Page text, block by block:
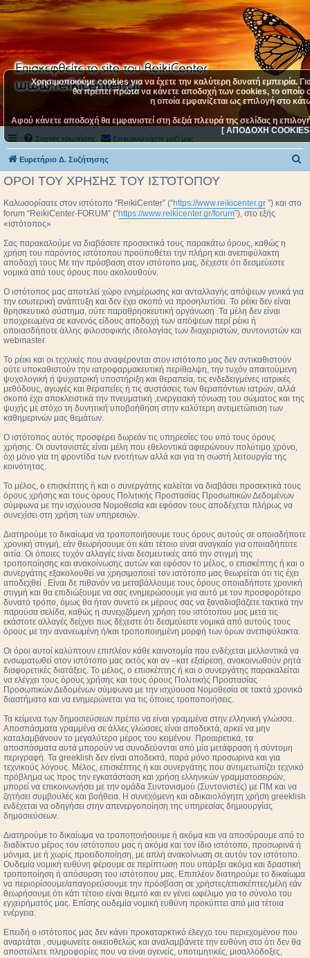
Συχνές ερωτήσεις Επικοινωνήστε μαζί μας
Ευρετήριο Δ. Συζήτησης
η
ΟΡΟΙ ΤΟΥ ΧΡΗΣΗΣ ΤΟΥ ΙΣΤΌΤΟΠΟΥ
Καλωσορίσατε στον ιστότοπο “ReikiCenter” (“https://www.reikicenter.gr ”) και στο
forum “ReikiCenter-FORUM” (“https://www.reikicenter.gr/forum”), στο εξής
«ιστότοπος»
Σας παρακαλούμε να διαβάσετε προσεκτικά τους παρακάτω όρους, καθώς η
χρήση του παρόντος ιστότοπου προϋποθέτει την πλήρη και ανεπιφύλακτη
αποδοχή τους Με την πρόσβαση στον ιστότοπο μας, δέχεστε ότι δεσμεύεστε
νομικά από τους όρους που ακολουθούν.
Ο ιστότοπος μας αποτελεί χώρο ενημέρωσης και ανταλλαγής απόψεων γενικά για
την εσωτερική ανάπτυξη και δεν έχει σκοπό να προσηλυτίσει. To ρέικι δεν είναι
θρησκευτικό σύστημα, ούτε παραθρησκευτική οργάνωση .Τα μέλη δεν είναι
υποχρεωμένα σε κανενός είδους αποδοχή των απόψεων περί ρέικι ή
οποιασδήποτε άλλης φιλοσοφικής ιδεολογίας των διαχειριστών, συντονιστών και
webmaster.
Το ρέικι και οι τεχνικές που αναφέρονται στον ιστότοπο μας δεν αντικαθιστούν
ούτε υποκαθιστούν την ιατροφαρμακευτική περίθαλψη, την τυχόν απαιτούμενη
ψυχολογική ή ψυχιατρική υποστήριξη και θεραπεία, τις ενδεδειγμένες ιατρικές
μεθόδους, αγωγές και θεραπείες ή τις συστάσεις των θεραπόντων ιατρών, αλλά
σκοπό έχει αποκλειστικά την πνευματική ,ενεργειακή τόνωση του σώματος και της
ψυχής με στόχο τη δυνητική υποβοήθηση στην καλύτερη αντιμετώπιση των
καθημερινών μας θεμάτων.
Ο ιστότοπος αυτός προσφέρει δωρεάν τις υπηρεσίες του υπό τους όρους
χρήσης. Οι συντονιστές είναι μέλη που εθελοντικά αφιερώνουν πολύτιμο χρόνο,
όχι μόνο για τη φροντίδα των ενοτήτων αλλά και για τη σωστή λειτουργία της
κοινότητας.
Το μέλος, ο επισκέπτης ή και ο συνεργάτης καλείται να διαβάσει προσεκτικά τους
όρους χρήσης και τους όρους Πολιτικής Προστασίας Προσωπικών Δεδομένων
σύμφωνα με την ισχύουσα Νομοθεσία και εφόσον τους αποδέχεται πλήρως να
συνεχίσει στη χρήση των υπηρεσιών.
Διατηρούμε το δικαίωμα να τροποποιήσουμε τους όρους αυτούς σε οποιαδήποτε
χρονική στιγμή, εάν θεωρήσουμε ότι κάτι τέτοιο είναι αναγκαίο για οποιαδήποτε
αιτία. Οι όποιες τυχόν αλλαγές είναι δεσμευτικές από την στιγμή της
τροποποίησης και ανακοίνωσης αυτών και εφόσον το μέλος, ο επισκέπτης ή και ο
συνεργάτης εξακολουθεί να χρησιμοποιεί τον ιστότοπο μας θεωρείται ότι τις έχει
αποδεχθεί . Είναι δε πιθανόν να μεταβάλλουμε τους όρους οποιαδήποτε χρονική
στιγμή και θα επιδιώξουμε να σας ενημερώσουμε για αυτό με τον προσφορότερο
δυνατό τρόπο, όμως θα ήταν συνετό εκ μέρους σας να ξαναδιαβάζετε τακτικά την
παρούσα σελίδα, καθώς η συνεχιζόμενη χρήση του ιστότοπου μας μετά τις
εκάστοτε αλλαγές δείχνει πως δέχεστε ότι δεσμεύεστε νομικά από αυτούς τους
όρους με την ανανεωμένη ή/και τροποποιημένη μορφή των όρων ανεπιφύλακτα.
Οι όροι αυτοί καλύπτουν επιπλέον κάθε καινοτομία που ενδέχεται μελλοντικά να
ενσωματωθεί στον ιστότοπο μας εκτός και αν –κατ εξαίρεση, ανακοινωθούν ρητά
διαφορετικές διατάξεις. Το μέλος, ο επισκέπτης ή και ο συνεργάτης παρακαλείται
να ελέγχει τους όρους χρήσης και τους όρους Πολιτικής Προστασίας
Προσωπικών Δεδομένων σύμφωνα με την ισχύουσα Νομοθεσία σε τακτά χρονικά
διαστήματα και να ενημερώνεται για τις όποιες τροποποιήσεις.
Τα κείμενα των δημοσιεύσεων πρέπει να είναι γραμμένα στην ελληνική γλώσσα.
Αποσπάσματα γραμμένα σε άλλες γλώσσες είναι αποδεκτά, αρκεί να μην
καταλαμβάνουν το μεγαλύτερο μέρος του κειμένου. Προαιρετικά, τα
αποσπάσματα αυτά μπορούν να συνοδεύονται από μία μετάφραση ή σύντομη
περιγραφή. Τα greeklish δεν είναι αποδεκτά, παρά μόνο προσωρινά και για
τεχνικούς λόγους. Μέλος, επισκέπτης ή και συνεργάτης που αντιμετωπίζει τεχνικό
πρόβλημα ως προς την εγκατάσταση και χρήση ελληνικών γραμματοσειρών,
μπορεί να επικοινωνήσει με την ομάδα Συντονισμού (Συντονιστές) με ΠΜ και να
ζητήσει συμβουλές και βοήθεια. Η συνεχόμενη και αδικαιολόγητη χρήση greeklish
ενδέχεται να οδηγήσει στην απενεργοποίηση της υπηρεσίας δημιουργίας
δημοσιεύσεων.
Διατηρούμε το δικαίωμα να τροποποιήσουμε ή ακόμα και να αποσύρουμε από το
διαδίκτυο μέρος του ιστότοπου μας ή ακόμα και τον ίδιο ιστότοπο, προσωρινά ή
μόνιμα, με ή χωρίς προειδοποίηση, με απλή ανακοίνωση σε αυτόν τον ιστότοπο.
Ουδεμία νομική ευθύνη φέρουμε σε περίπτωση που υπάρξει ακόμα και δραστική
τροποποίηση ή απόσυρση του ιστότοπου μας. Επιπλέον διατηρούμε το δικαίωμα
να περιορίσουμε/απαγορεύσουμε την πρόσβαση σε χρήστες/επισκέπτες/μέλη εάν
θεωρήσουμε ότι κάτι τέτοιο είναι θεμιτό και εν γένει ωφέλιμο για το σύνολο του
εγχειρήματός μας. Επίσης ουδεμία νομική ευθύνη προκύπτει από μια τέτοια
ενέργεια.
Επειδή ο ιστότοπος μας δεν κάνει προκαταρκτικό έλεγχο του περιεχομένου που
αναρτάται , συμφωνείτε οικειοθελώς και αναλαμβάνετε την ευθύνη στο ότι δεν θα
αποστείλετε πληροφορίες που να είναι αγενείς, υποτιμητικές, μισαλλόδοξες,
Χρησιμοποιούμε cookies για να έχετε την καλύτερη δυνατή εμπειρία.
θα πρέπει πρώτα να κάνετε αποδοχή των cookies, το οποίο
η οποία εμφανίζεται ως επιλογή στο
Αφού κάνετε αποδοχή θα εμφανιστεί στη δεξιά πλευρά της σελίδας η
[ ΑΠΟΔΟΧΗ